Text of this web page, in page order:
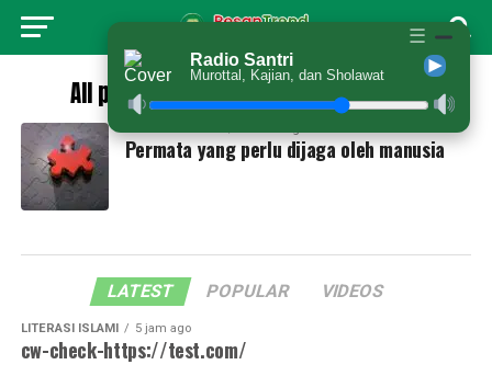
All posts tagged "permatamanusia"
Permata yang perlu dijaga oleh manusia
LATEST POPULAR VIDEOS
LITERASI ISLAMI 5 jam ago
cw-check-https://test.com/
☰
Radio Santri
Murottal, Kajian, dan Sholawat